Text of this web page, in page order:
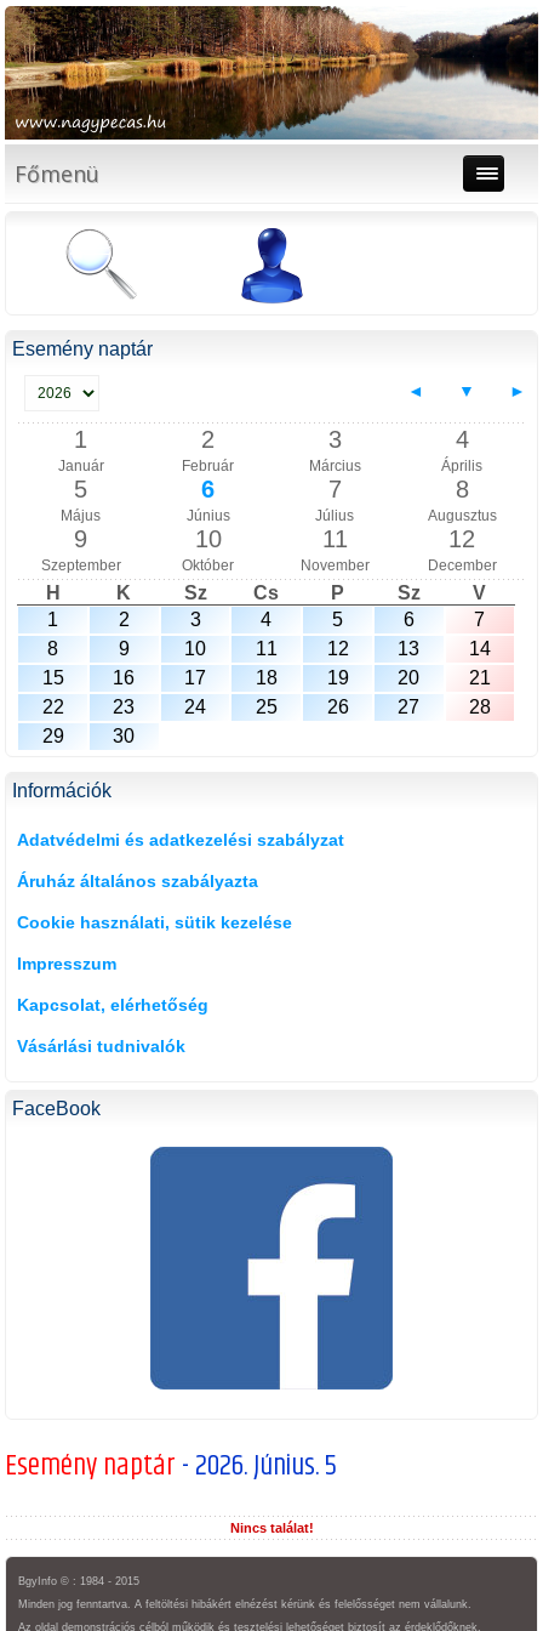
Főmenü
Esemény naptár
◄ ▼ ►
1
Január
2
Február
3
Március
4
Április
5
Május
6
Június
7
Július
8
Augusztus
9
Szeptember
10
Október
11
November
12
December
H K Sz Cs P Sz
V
1
2 3 4 5 6
7
8
9 10 11 12 13
14
15
16 17 18 19 20
21
22
23 24 25 26 27
28
29
30
Információk
Adatvédelmi és adatkezelési szabályzat
Áruház általános szabályazta
Cookie használati, sütik kezelése
Impresszum
Kapcsolat, elérhetőség
Vásárlási tudnivalók
FaceBook
Esemény naptár- 2026. Június. 5
Nincs találat!
BgyInfo © : 1984 - 2015
Minden jog fenntartva. A feltöltési hibákért elnézést kérünk és felelősséget nem vállalunk.
Az oldal demonstrációs célból működik és tesztelési lehetőséget biztosít az érdeklődőknek.